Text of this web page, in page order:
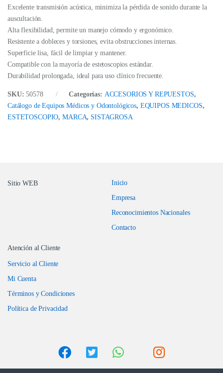
Excelente transmisión acústica, minimiza la pérdida de sonido durante la
auscultación.
Alta flexibilidad, permite un manejo cómodo y ergonómico.
Resistente a dobleces y torsiones, evita obstrucciones internas.
Superficie lisa, fácil de limpiar y mantener.
Compatible con la mayoría de estetoscopios estándar.
Durabilidad prolongada, ideal para uso clínico frecuente.
SKU:50578 Categorías: ACCESORIOS Y REPUESTOS,
Catálogo de Equipos Médicos y Odontológicos, EQUIPOS MEDICOS,
ESTETOSCOPIO,MARCA, SISTAGROSA
Sitio WEB
Inicio
Empresa
Reconocimientos Nacionales
Contacto
Atención al Cliente
Servicio al Cliente
Mi Cuenta
Términos y Condiciones
Política de Privacidad